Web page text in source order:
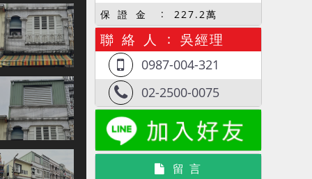
保 證 金
227.2萬
聯 絡 人 吳經理
0987-004-321
02-2500-0075
留 言